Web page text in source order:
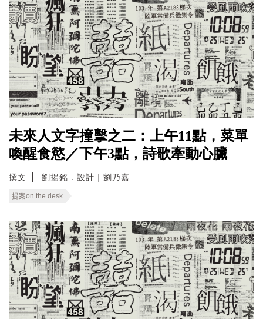
未來人文字撞擊之二：上午11點，菜單
喚醒食慾／下午3點，詩歌牽動心臟
撰文 劉揚銘．設計｜劉乃嘉
提案on the desk